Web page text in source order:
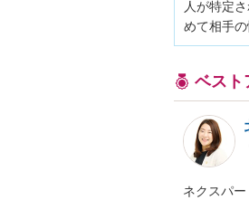
人が特定
めて相手
ベスト
ネクスパー